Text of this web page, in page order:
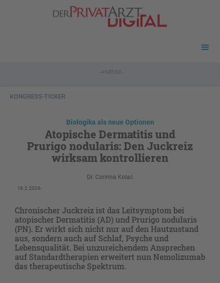
- ANZEIGE -
KONGRESS-TICKER
Biologika als neue Optionen
Atopische Dermatitis und
Prurigo nodularis: Den Juckreiz
wirksam kontrollieren
Dr. Corinna Kolac
18.2.2026
Chronischer Juckreiz ist das Leitsymptom bei
atopischer Dermatitis (AD) und Prurigo nodularis
(PN). Er wirkt sich nicht nur auf den Hautzustand
aus, sondern auch auf Schlaf, Psyche und
Lebensqualität. Bei unzureichendem Ansprechen
auf Standardtherapien erweitert nun Nemolizumab
das therapeutische Spektrum.